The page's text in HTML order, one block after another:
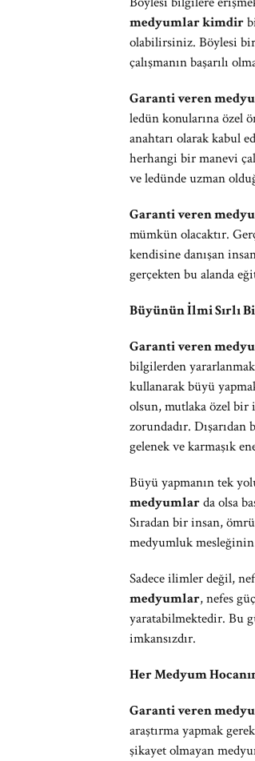
medyumlar kimdir
olabilirsiniz. Böylesi
çalışmanın başarılı
Garanti veren
ledün konularına özel
anahtarı olarak kabul
herhangi bir manevi
ve ledünde uzman
Garanti veren
mümkün olacaktır.
kendisine danışan
gerçekten bu alanda
Büyünün İlmi Sırlı
Garanti veren
bilgilerden
kullanarak büyü
olsun, mutlaka özel bir
zorundadır.
gelenek ve karmaşık
Büyü yapmanın tek
medyumlarda olsa
Sıradan bir insan,
medyumluk mesleğinin
Sadece ilimler değil,
medyumlar, nefes
yaratabilmektedir. Bu
imkansızdır.
Her Medyum
Garanti veren
araştırma yapmak
şikayet olmayan